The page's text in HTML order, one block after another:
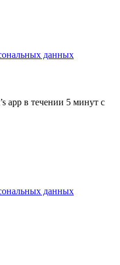
данных
app в течении 5 минут с
данных